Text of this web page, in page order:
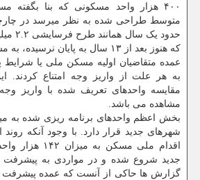
۴۰۰ هزار واحد مسکونی که بنا بگفته
متوسط طراحی شده به نظر میرسد در
حدود
که هنوز بعد از ۱۳ سال به پایان نرسیده، به مشکل برخورده است.
عمده متقاضیان اولیه مسکن ملی یا شرایط
به هر علت از واریز وجه امتناع کردند.
مقایسه واحدهای تعریف شده با واریز
مشاهده می باشد.
شهرهای جدید قرار دارد. با وجود آنکه
اقدام ملی مسکن
گزارش ها حاکی از آنست که عمده